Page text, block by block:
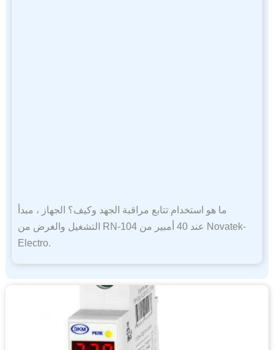
ما هو استخدام تتابع مراقبة الجهد وكيف؟ الجهاز ، مبدأ
التشغيل والغرض من RN-104 عند 40 أمبير من Novatek-
Electro.